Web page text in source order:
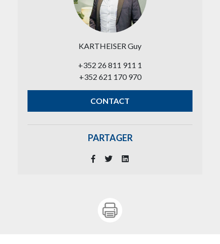
KARTHEISER Guy
+352 26 811 911 1
+352 621 170 970
CONTACT
PARTAGER